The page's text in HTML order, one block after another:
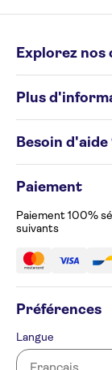
Explorez
Circuits de
Destinations
Plus
Politique en
Avis de
Gérez vos
Besoin d'aide
Formulaire de
Paiement
Paiement 100%
suivants
Préférences
Langue